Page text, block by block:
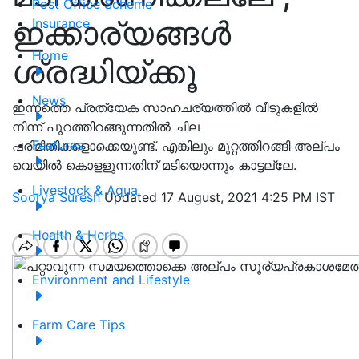
Post Office Scheme
Insurance
Home
News
Features
Livestock & Aqua
Health & Herbs
Environment and Lifestyle
Farm Care Tips
ഇക്കാര്യങ്ങള്‍
ശ്രദ്ധിയ്ക്കൂ
ഇന്നത്തെ പ്രത്യേക സാഹചര്യത്തില്‍ വീടുകളില്‍
നിന്ന് പുറത്തിറങ്ങുന്നതില്‍ ചില
പരിമിതികളൊക്കെയുണ്ട്. എങ്കിലും മുറ്റത്തിറങ്ങി അല്പം
വെയില്‍ കൊളളുന്നതിന് മടിയൊന്നും കാട്ടല്ലേ.
Soorya SureshUpdated 17 August, 2021 4:25 PM IST